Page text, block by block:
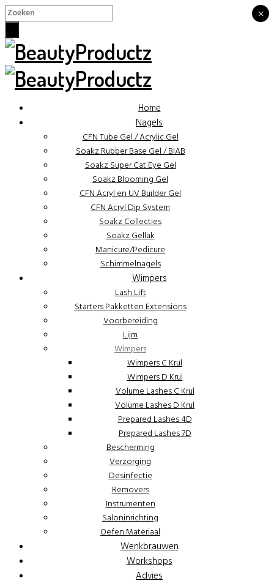
Home
Nagels
CFN Tube Gel / Acrylic Gel
Soakz Rubber Base Gel / BIAB
Soakz Super Cat Eye Gel
Soakz Blooming Gel
CFN Acryl en UV Builder Gel
CFN Acryl Dip System
Soakz Collecties
Soakz Gellak
Manicure/Pedicure
Schimmelnagels
Wimpers
Lash Lift
Starters Pakketten Extensions
Voorbereiding
Lijm
Wimpers
Wimpers C Krul
Wimpers D Krul
Volume Lashes C Krul
Volume Lashes D Krul
Prepared Lashes 4D
Prepared Lashes 7D
Bescherming
Verzorging
Desinfectie
Removers
Instrumenten
Saloninrichting
Oefen Materiaal
Wenkbrauwen
Workshops
Advies
×